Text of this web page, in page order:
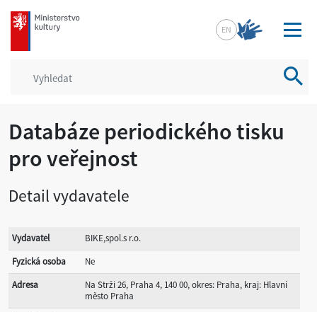
mkcr.cz
EN
Databáze periodického tisku
pro veřejnost
Detail vydavatele
Vydavatel
BIKE,spol.s r.o.
Fyzická osoba
Ne
Adresa
Na Strži 26, Praha 4, 140 00, okres: Praha, kraj: Hlavní
město Praha